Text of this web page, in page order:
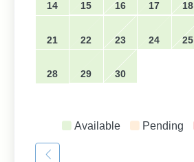
14 15 16 17 18
21 22 23 24 25
28 29 30
Available Pending